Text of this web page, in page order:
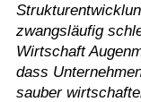
zwangsläufig
Wirtschaft
dass
sauber